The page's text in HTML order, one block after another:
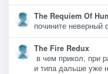
The Requiem Of
почините
The Fire Redux
в чем прикол, при
и типа дальше уже